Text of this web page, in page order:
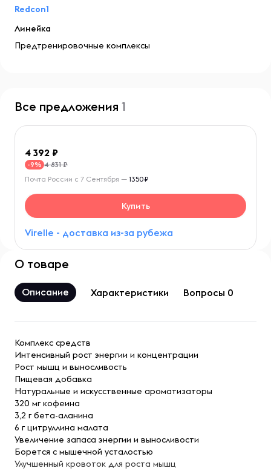
Redcon1
Линейка
Предтренировочные комплексы
Все предложения 1
4 392
-9% 4 831 ₽
Virelle - доставка из-за рубежа
Почта России с 7 Сентября — 1350₽
Купить
О товаре
Описание Характеристики Вопросы 0
Комплекс средств
Интенсивный рост энергии и концентрации
Рост мышц и выносливость
Пищевая добавка
Натуральные и искусственные ароматизаторы
320 мг кофеина
3,2 г бета-аланина
6 г цитруллина малата
Увеличение запаса энергии и выносливости
Борется с мышечной усталостью
Улучшенный кровоток для роста мышц